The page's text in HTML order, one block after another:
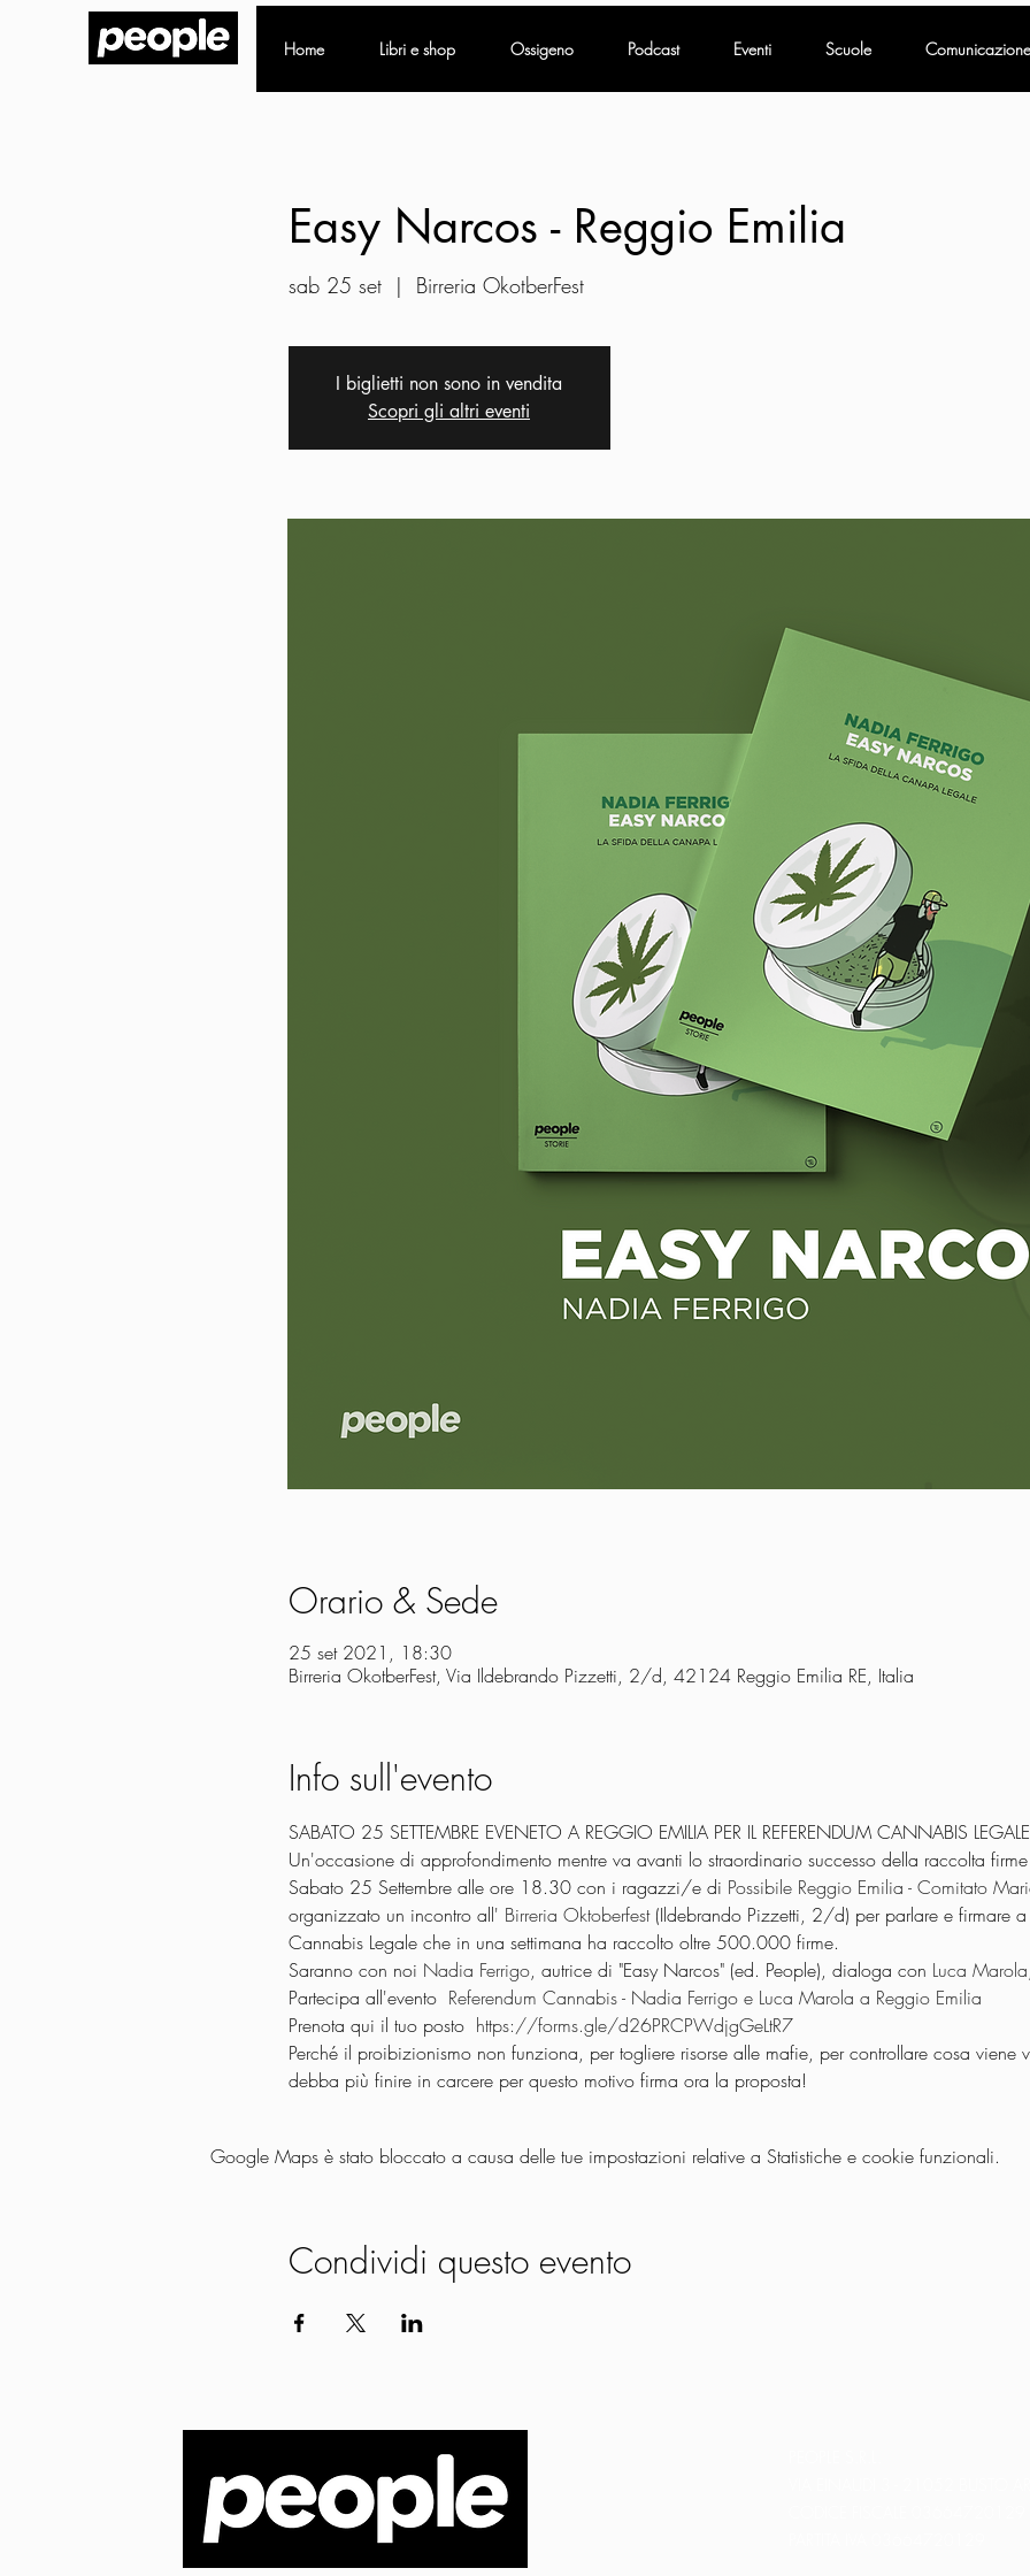
Home Libri e shop Ossigeno Podcast Eventi Scuole Comunicazione
Easy Narcos - Reggio Emilia
sab 25 set
  |
Birreria OkotberFest
I biglietti non sono in vendita
Scopri gli altri eventi
Orario & Sede
25 set 2021, 18:30
Birreria OkotberFest, Via Ildebrando Pizzetti, 2/d, 42124 Reggio Emilia RE, Italia
Info sull'evento
SABATO 25 SETTEMBRE EVENETO A REGGIO EMILIA PER IL REFERENDUM CANNABIS LEGALE
Un'occasione di approfondimento mentre va avanti lo straordinario successo della raccolta
Sabato 25 Settembre alle ore 18.30 con i ragazzi/e di Possibile Reggio Emilia - Comitato
organizzato un incontro all' Birreria Oktoberfest (Ildebrando Pizzetti, 2/d) per parlare e firmare a
Cannabis Legale che in una settimana ha raccolto oltre 500.000 firme.
Saranno con noi Nadia Ferrigo, autrice di "Easy Narcos" (ed. People), dialoga con Luca Marola
Partecipa all'evento Referendum Cannabis - Nadia Ferrigo e Luca Marola a Reggio Emilia
Prenota qui il tuo posto https://forms.gle/d26PRCPWdjgGeLtR7
Perché il proibizionismo non funziona, per togliere risorse alle mafie, per controllare cosa viene
debba più finire in carcere per questo motivo firma ora la proposta!
Google Maps è stato bloccato a causa delle tue impostazioni relative a Statistiche e cookie funzionali.
Condividi questo evento